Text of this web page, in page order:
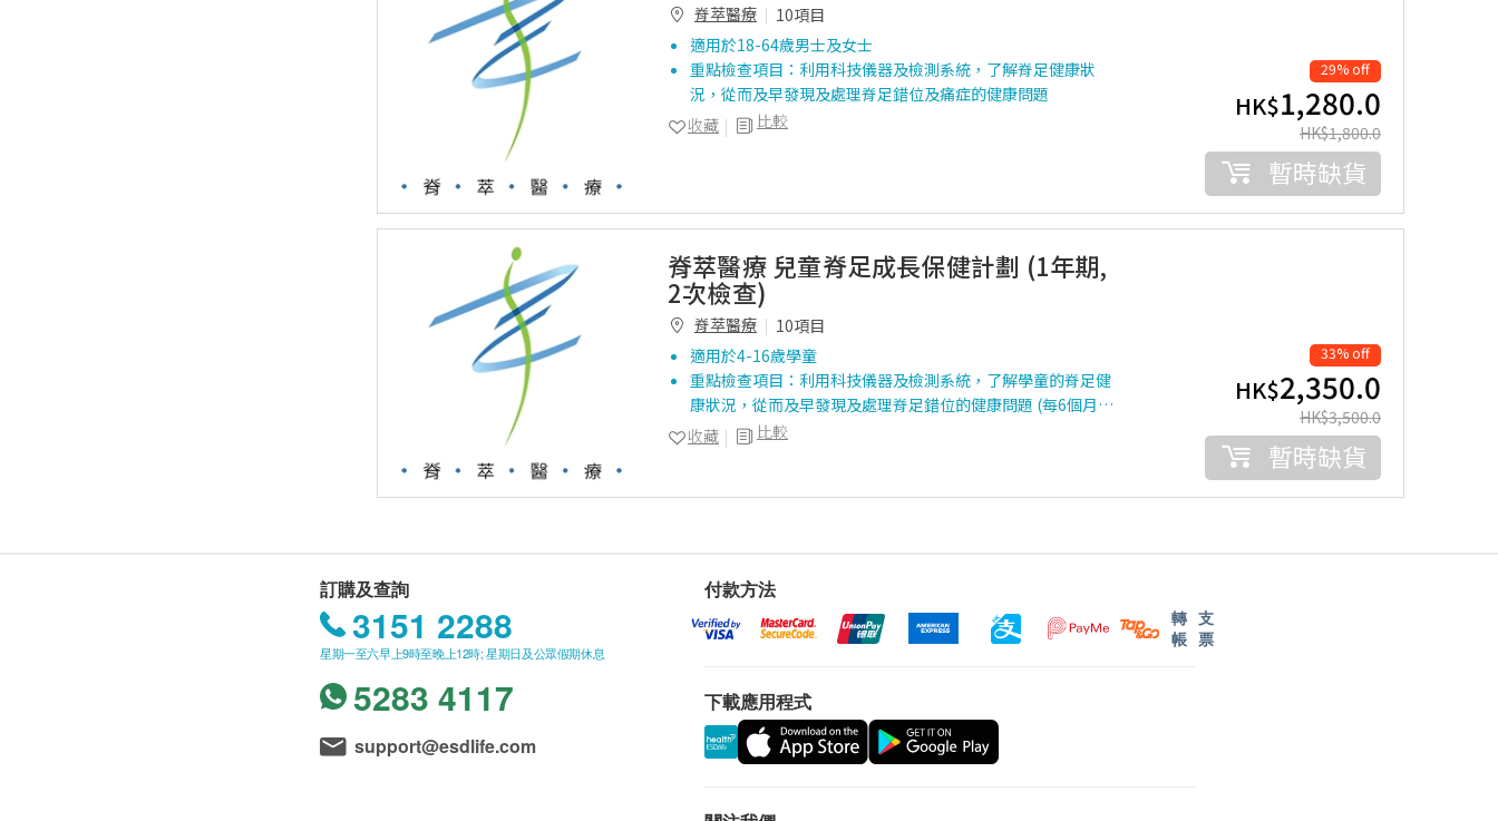
脊萃醫療
10項目
適用於18-64歲男士及女士
重點檢查項目：利用科技儀器及檢測系統，了解脊足健康狀
況，從而及早發現及處理脊足錯位及痛症的健康問題
比較
收藏
29% off
HK$1,280.0
HK$1,800.0
暫時缺貨
脊萃醫療 兒童脊足成長保健計劃 (1年期,
2次檢查)
脊萃醫療
10項目
適用於4-16歲學童
重點檢查項目：利用科技儀器及檢測系統，了解學童的脊足健
康狀況，從而及早發現及處理脊足錯位的健康問題 (每6個月…
比較
收藏
33% off
HK$2,350.0
HK$3,500.0
暫時缺貨
訂購及查詢
3151 2288
星期一至六早上9時至晚上12時; 星期日及公眾假期休息
5283 4117
support@esdlife.com
付款方法
轉
帳
支
票
下載應用程式